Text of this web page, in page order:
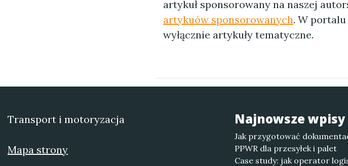
artykuł sponsorowany na naszej
artykuów sponsorowanych. W
wyłącznie artykuły tematyczne.
Transport i motoryzacja
Mapa strony
Najnowsze wpisy
Jak przygotować
PPWR dla przesyłek i palet
Case study: jak operator